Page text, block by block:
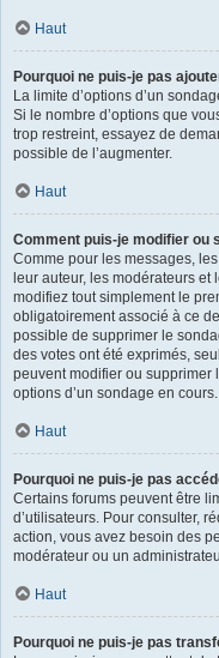
Haut
Pourquoi ne puis-je pas
La limite d’options d’un
Si le nombre d’options que
trop restreint, essayez de
possible de l’augmenter.
Haut
Comment puis-je modifier ou
Comme pour les messages,
leur auteur, les modérateurs et
modifiez tout simplement le
obligatoirement associé à ce
possible de supprimer le
des votes ont été exprimés,
peuvent modifier ou supprimer
options d’un sondage en cours.
Haut
Pourquoi ne puis-je pas
Certains forums peuvent être
d’utilisateurs. Pour consulter,
action, vous avez besoin des
modérateur ou un
Haut
Pourquoi ne puis-je pas